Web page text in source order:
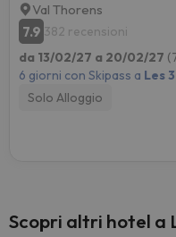
Val Thorens
7.9 382 recensioni
da 13/02/27 a 20/02/27
6 giorni con Skipass a Les
Solo Alloggio
Scopri altri hotel a